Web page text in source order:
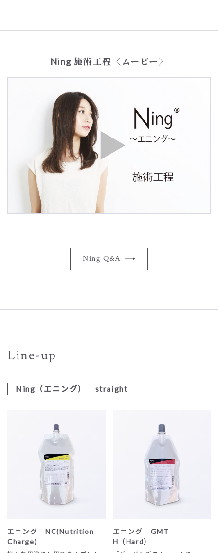
Ning 施術工程〈ムービー〉
Ning Q&A
Line-up
Ning（エニング） straight
エニング NC(Nutrition
Charge)
エニング GMT
H（Hard）